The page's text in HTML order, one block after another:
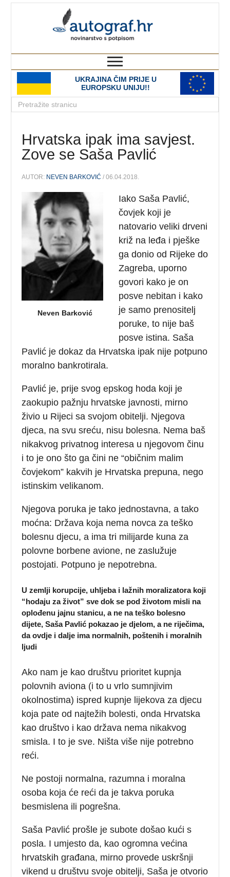
UKRAJINA ČIM PRIJE U
EUROPSKU UNIJU!!
Hrvatska ipak ima savjest.
Zove se Saša Pavlić
AUTOR: NEVEN BARKOVIĆ / 06.04.2018.
Neven Barković
Iako Saša Pavlić,
čovjek koji je
natovario veliki drveni
križ na leđa i pješke
ga donio od Rijeke do
Zagreba, uporno
govori kako je on
posve nebitan i kako
je samo prenositelj
poruke, to nije baš
posve istina. Saša
Pavlić je dokaz da Hrvatska ipak nije potpuno
moralno bankrotirala.
Pavlić je, prije svog epskog hoda koji je
zaokupio pažnju hrvatske javnosti, mirno
živio u Rijeci sa svojom obitelji. Njegova
djeca, na svu sreću, nisu bolesna. Nema baš
nikakvog privatnog interesa u njegovom činu
i to je ono što ga čini ne “običnim malim
čovjekom” kakvih je Hrvatska prepuna, nego
istinskim velikanom.
Njegova poruka je tako jednostavna, a tako
moćna: Država koja nema novca za teško
bolesnu djecu, a ima tri milijarde kuna za
polovne borbene avione, ne zaslužuje
postojati. Potpuno je nepotrebna.
U zemlji korupcije, uhljeba i lažnih moralizatora koji
“hodaju za život” sve dok se pod životom misli na
oplođenu jajnu stanicu, a ne na teško bolesno
dijete, Saša Pavlić pokazao je djelom, a ne riječima,
da ovdje i dalje ima normalnih, poštenih i moralnih
ljudi
Ako nam je kao društvu prioritet kupnja
polovnih aviona (i to u vrlo sumnjivim
okolnostima) ispred kupnje lijekova za djecu
koja pate od najtežih bolesti, onda Hrvatska
kao društvo i kao država nema nikakvog
smisla. I to je sve. Ništa više nije potrebno
reći.
Ne postoji normalna, razumna i moralna
osoba koja će reći da je takva poruka
besmislena ili pogrešna.
Saša Pavlić prošle je subote došao kući s
posla. I umjesto da, kao ogromna većina
hrvatskih građana, mirno provede uskršnji
vikend u društvu svoje obitelji, Saša je otvorio